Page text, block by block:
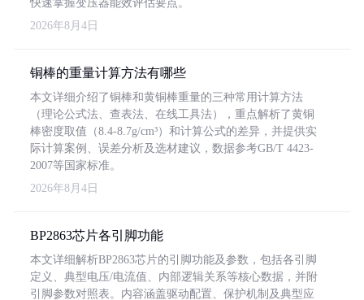
快速掌握变压器能效评估要点。
2026年8月4日
铜棒的重量计算方法有哪些
本文详细介绍了铜棒和黄铜棒重量的三种常用计算方法
（理论公式法、查表法、在线工具法），重点解析了黄铜
棒密度取值（8.4-8.7g/cm³）和计算公式的差异，并提供实
际计算案例、误差分析及选材建议，数据参考GB/T 4423-
2007等国家标准。
2026年8月4日
BP2863芯片各引脚功能
本文详细解析BP2863芯片的引脚功能及参数，包括各引脚
定义、典型电压/电流值、内部逻辑关系等核心数据，并附
引脚参数对照表。内容涵盖驱动配置、保护机制及典型应